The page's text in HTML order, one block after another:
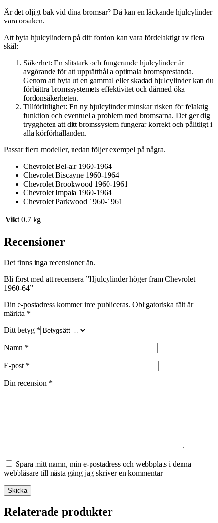
Är det oljigt bak vid dina bromsar? Då kan en läckande hjulcylinder
vara orsaken.
Att byta hjulcylindern på ditt fordon kan vara fördelaktigt av flera
skäl:
Säkerhet: En slitstark och fungerande hjulcylinder är
avgörande för att upprätthålla optimala bromsprestanda.
Genom att byta ut en gammal eller skadad hjulcylinder kan du
förbättra bromssystemets effektivitet och därmed öka
fordonsäkerheten.
Tillförlitlighet: En ny hjulcylinder minskar risken för felaktig
funktion och eventuella problem med bromsarna. Det ger dig
tryggheten att ditt bromssystem fungerar korrekt och pålitligt i
alla körförhållanden.
Passar flera modeller, nedan följer exempel på några.
Chevrolet Bel-air 1960-1964
Chevrolet Biscayne 1960-1964
Chevrolet Brookwood 1960-1961
Chevrolet Impala 1960-1964
Chevrolet Parkwood 1960-1961
Vikt 0.7 kg
Recensioner
Det finns inga recensioner än.
Bli först med att recensera ”Hjulcylinder höger fram Chevrolet
1960-64”
Din e-postadress kommer inte publiceras. Obligatoriska fält är
märkta *
Ditt betyg *
Namn *
E-post *
Din recension *
Spara mitt namn, min e-postadress och webbplats i denna
webbläsare till nästa gång jag skriver en kommentar.
Skicka
Relaterade produkter